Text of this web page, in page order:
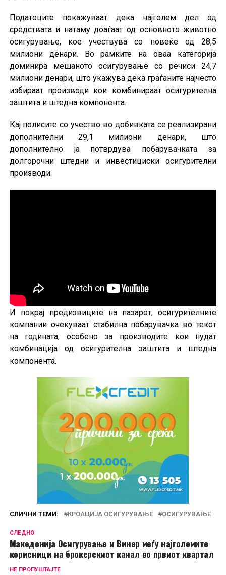
Податоците покажуваат дека најголем дел од
средствата и натаму доаѓаат од основното животно
осигурување, кое учествува со повеќе од 28,5
милиони денари. Во рамките на оваа категорија
доминира мешаното осигурување со речиси 24,7
милиони денари, што укажува дека граѓаните најчесто
избираат производи кои комбинираат осигурителна
заштита и штедна компонента.
Кај полисите со учество во добивката се реализирани
дополнителни 29,1 милиони денари, што
дополнително ја потврдува побарувачката за
долгорочни штедни и инвестициски осигурителни
производи.
И покрај предизвиците на пазарот, осигурителните
компании очекуваат стабилна побарувачка во текот
на годината, особено за производите кои нудат
комбинација од осигурителна заштита и штедна
компонента.
СЛИЧНИ ТЕМИ: КРОАЦИЈА ОСИГУРУВАЊЕ ОСИГУРУВАЊЕ
СЛЕДНО
Македонија Осигурување и Винер меѓу најголемите
корисници на брокерскиот канал во првиот квартал
НЕ ПРОПУШТАЈТЕ